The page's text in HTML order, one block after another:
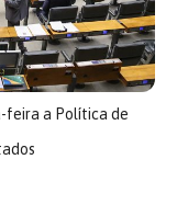
feira a Política de